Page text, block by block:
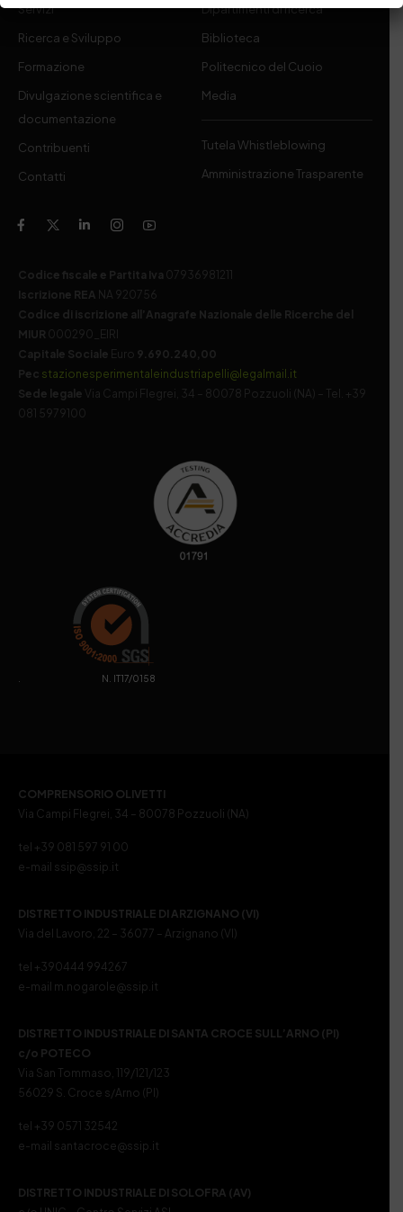
Servizi
Ricerca e Sviluppo
Formazione
Divulgazione scientifica e
documentazione
Contribuenti
Contatti
Dipartimenti di ricerca
Biblioteca
Politecnico del Cuoio
Media
Tutela Whistleblowing
Amministrazione Trasparente
Codice fiscale e Partita Iva 07936981211
Iscrizione REA NA 920756
Codice di iscrizione all’Anagrafe Nazionale delle Ricerche del
MIUR 000290_EIRI
Capitale Sociale Euro 9.690.240,00
Pec stazionesperimentaleindustriapelli@legalmail.it
Sede legale
Via Campi Flegrei, 34 – 80078 Pozzuoli (NA) – Tel. +39
081 5979100
. N. IT17/0158
COMPRENSORIO OLIVETTI
Via Campi Flegrei, 34 – 80078 Pozzuoli (NA)
tel +39 081 597 91 00
e-mail ssip@ssip.it
DISTRETTO INDUSTRIALE DI ARZIGNANO (VI)
Via del Lavoro, 22 – 36077 – Arzignano (VI)
tel +390444 994267
e-mail m.nogarole@ssip.it
DISTRETTO INDUSTRIALE DI SANTA CROCE SULL’ARNO (PI)
c/o POTECO
Via San Tommaso, 119/121/123
56029 S. Croce s/Arno (PI)
tel +39 0571 32542
e-mail santacroce@ssip.it
DISTRETTO INDUSTRIALE DI SOLOFRA (AV)